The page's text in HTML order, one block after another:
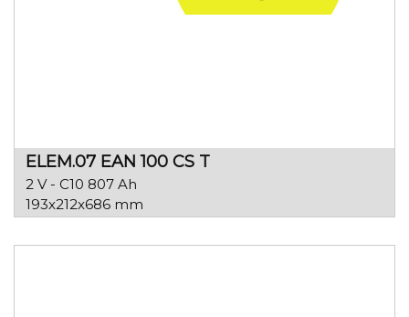
ELEM.07 EAN 100 CS T
2 V - C10 807 Ah
193x212x686 mm